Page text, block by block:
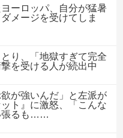
ーロッパ、自分が猛暑
メージを受けてしま
り、「地獄すぎて完全
を受ける人が続出中
が強いんだ」と左派が
ト』に激怒、「こんな
張るも……